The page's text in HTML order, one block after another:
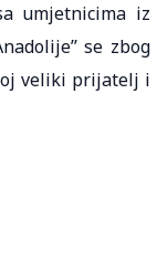
umjetnicima iz
se zbog
veliki prijatelj i